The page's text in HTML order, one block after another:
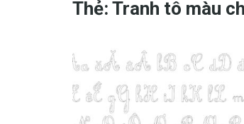
Thẻ: Tranh tô màu